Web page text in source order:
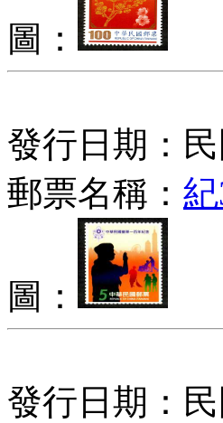
圖：
發行日期：
郵票名稱：
圖：
發行日期：